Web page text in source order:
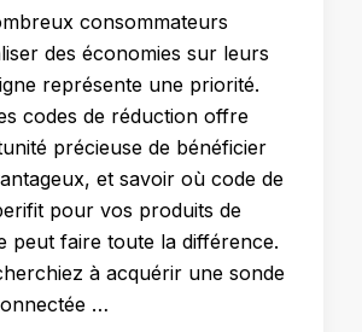
consommateurs
des économies sur leurs
représente une priorité.
codes de réduction offre
précieuse de bénéficier
et savoir où code de
pour vos produits de
peut faire toute la différence.
à acquérir une sonde
…